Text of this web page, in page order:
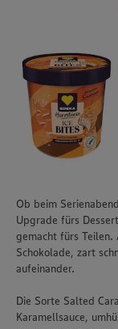
Ob beim
Upgrade fürs
gemacht fürs
Schokolade, zart
aufeinander.
Die Sorte Salted
Karamellsauce,